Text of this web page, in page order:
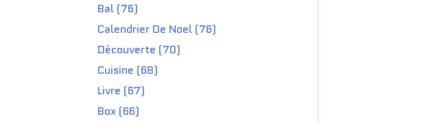
Bal (76)
Calendrier De Noel (76)
Découverte (70)
Cuisine (68)
Livre (67)
Box (66)